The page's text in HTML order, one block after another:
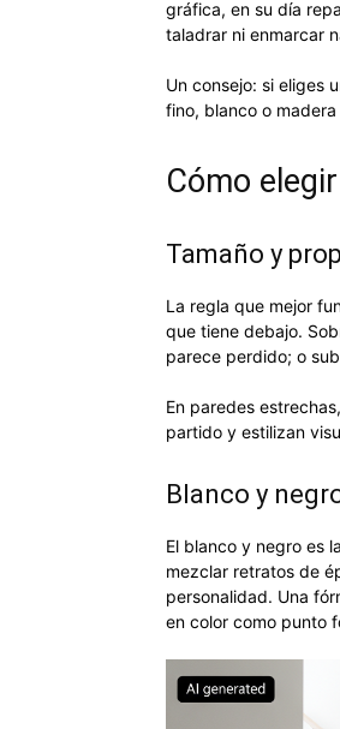
gráfica, en su día
taladrar ni enmarcar
Un consejo: si eliges
fino, blanco o
Cómo
Tamaño y
La regla que mejor
que tiene debajo.
parece perdido; o
En paredes
partido y estilizan
Blanco y
El blanco y negro es
mezclar retratos de
personalidad. Una
en color como punto